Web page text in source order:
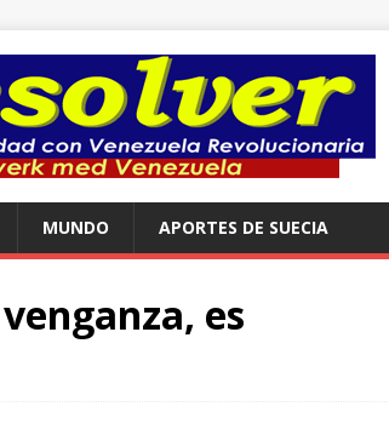
MUNDO APORTES DE SUECIA
es